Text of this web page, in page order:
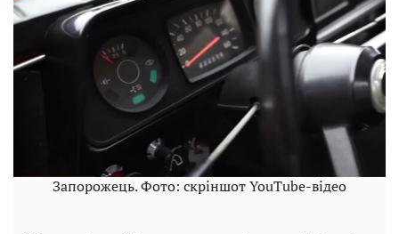
Запорожець. Фото: скріншот YouTube-відео